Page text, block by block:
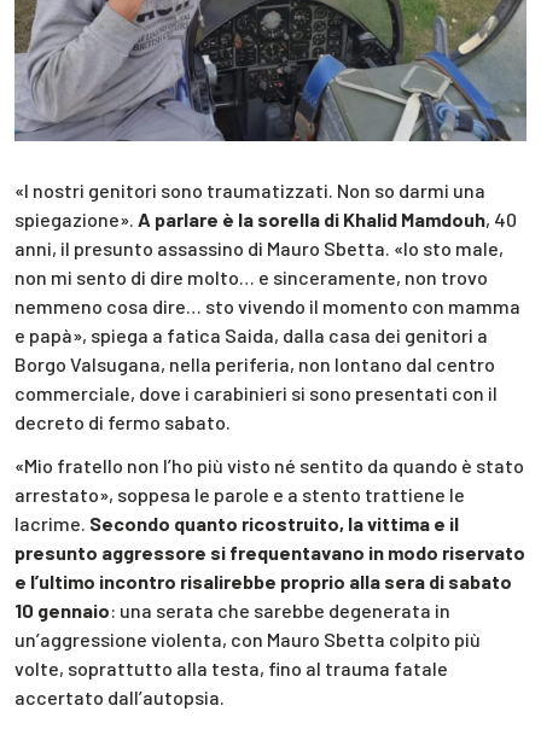
«I nostri genitori sono traumatizzati. Non so darmi una
spiegazione». A parlare è la sorella di Khalid Mamdouh, 40
anni, il presunto assassino di Mauro Sbetta. «Io sto male,
non mi sento di dire molto… e sinceramente, non trovo
nemmeno cosa dire… sto vivendo il momento con mamma
e papà», spiega a fatica Saida, dalla casa dei genitori a
Borgo Valsugana, nella periferia, non lontano dal centro
commerciale, dove i carabinieri si sono presentati con il
decreto di fermo sabato.
«Mio fratello non l’ho più visto né sentito da quando è stato
arrestato», soppesa le parole e a stento trattiene le
lacrime. Secondo quanto ricostruito, la vittima e il
presunto aggressore si frequentavano in modo riservato
e l’ultimo incontro risalirebbe proprio alla sera di sabato
10 gennaio: una serata che sarebbe degenerata in
un’aggressione violenta, con Mauro Sbetta colpito più
volte, soprattutto alla testa, fino al trauma fatale
accertato dall’autopsia.